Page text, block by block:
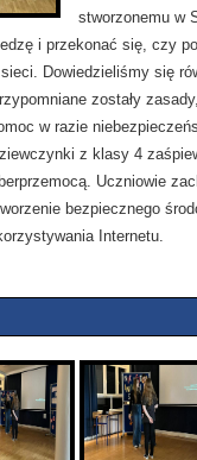
stworzonemu w
i przekonać się, czy
Dowiedzieliśmy się
zostały
w razie
z klasy 4
Uczniowie
bezpiecznego
Internetu.